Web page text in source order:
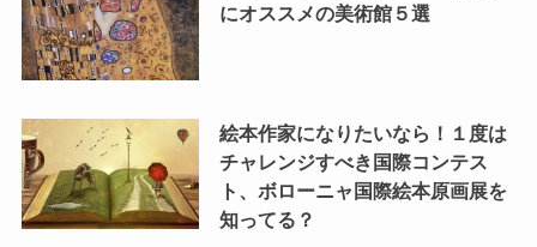
にオススメの美術館５選
絵本作家になりたいなら！１度は
チャレンジすべき国際コンテス
ト、ボローニャ国際絵本原画展を
知ってる？